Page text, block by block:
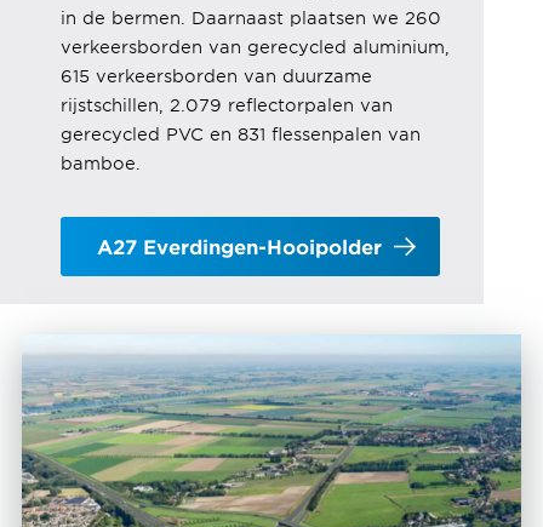
in de bermen. Daarnaast plaatsen we 260
verkeersborden van gerecycled aluminium,
615 verkeersborden van duurzame
rijstschillen, 2.079 reflectorpalen van
gerecycled PVC en 831 flessenpalen van
bamboe.
A27 Everdingen-Hooipolder